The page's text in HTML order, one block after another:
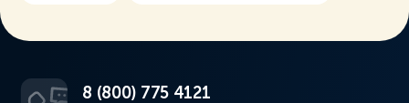
8 (800) 775 4121